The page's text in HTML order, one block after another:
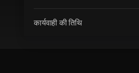
कार्यवाही की तिथि